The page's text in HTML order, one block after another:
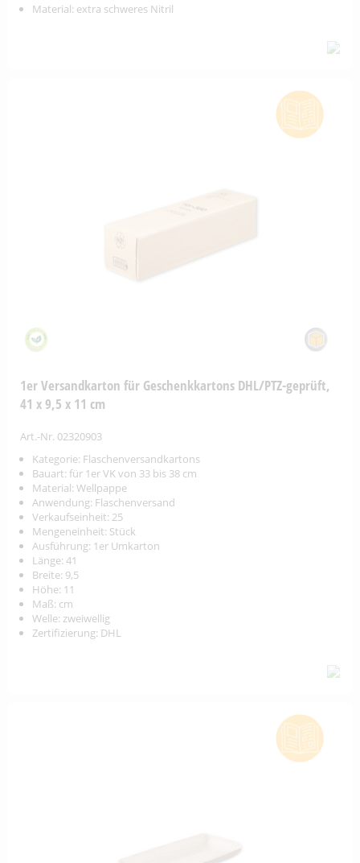
Material: extra schweres Nitril
1er Versandkarton für Geschenkkartons DHL/PTZ-geprüft,
41 x 9,5 x 11 cm
Art.-Nr. 02320903
Kategorie: Flaschenversandkartons
Bauart: für 1er VK von 33 bis 38 cm
Material: Wellpappe
Anwendung: Flaschenversand
Verkaufseinheit: 25
Mengeneinheit: Stück
Ausführung: 1er Umkarton
Länge: 41
Breite: 9,5
Höhe: 11
Maß: cm
Welle: zweiwellig
Zertifizierung: DHL